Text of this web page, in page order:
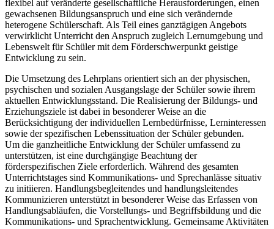
flexibel auf veränderte gesellschaftliche Herausforderungen, einen
gewachsenen Bildungsanspruch und eine sich verändernde
heterogene Schülerschaft. Als Teil eines ganztägigen Angebots
verwirklicht Unterricht den Anspruch zugleich Lernumgebung und
Lebenswelt für Schüler mit dem Förderschwerpunkt geistige
Entwicklung zu sein.
Die Umsetzung des Lehrplans orientiert sich an der physischen,
psychischen und sozialen Ausgangslage der Schüler sowie ihrem
aktuellen Entwicklungsstand. Die Realisierung der Bildungs- und
Erziehungsziele ist dabei in besonderer Weise an die
Berücksichtigung der individuellen Lernbedürfnisse, Lerninteressen
sowie der spezifischen Lebenssituation der Schüler gebunden.
Um die ganzheitliche Entwicklung der Schüler umfassend zu
unterstützen, ist eine durchgängige Beachtung der
förderspezifischen Ziele erforderlich. Während des gesamten
Unterrichtstages sind Kommunikations- und Sprechanlässe situativ
zu initiieren. Handlungsbegleitendes und handlungsleitendes
Kommunizieren unterstützt in besonderer Weise das Erfassen von
Handlungsabläufen, die Vorstellungs- und Begriffsbildung und die
Kommunikations- und Sprachentwicklung. Gemeinsame Aktivitäten